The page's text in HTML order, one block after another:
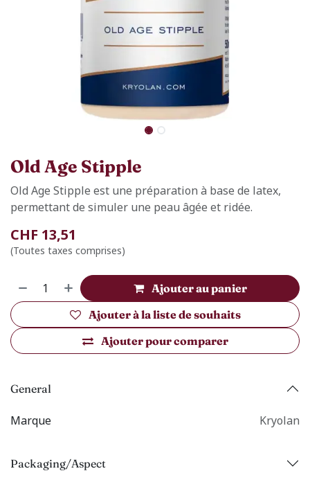
Old Age Stipple
Old Age Stipple est une préparation à base de latex,
permettant de simuler une peau âgée et ridée.
CHF 13,51
(Toutes taxes comprises)
Ajouter au panier
Ajouter pour comparer
Ajouter à la liste de souhaits
General
Marque Kryolan
Packaging/Aspect